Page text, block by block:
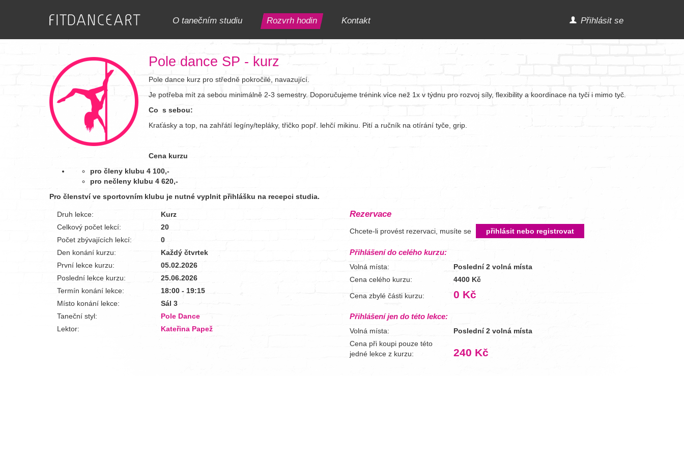
O tanečním studiu Rozvrh hodin Kontakt Přihlásit se
Pole dance SP - kurz
Pole dance kurz pro středně pokročilé, navazující.
Je potřeba mít za sebou minimálně 2-3 semestry. Doporučujeme trénink více než 1x v týdnu pro rozvoj síly, flexibility a koordinace na tyči i mimo tyč.
Co s sebou:
Kraťásky a top, na zahřátí legíny/tepláky, třičko popř. lehčí mikinu. Pití a ručník na otírání tyče, grip.
Cena kurzu
pro členy klubu 4 100,-
pro nečleny klubu 4 620,-
Pro členství ve sportovním klubu je nutné vyplnit přihlášku na recepci studia.
Druh lekce:
Kurz
Celkový počet lekcí:
20
Počet zbývajících lekcí:
0
Den konání kurzu:
Každý čtvrtek
První lekce kurzu:
05.02.2026
Poslední lekce kurzu:
25.06.2026
Termín konání lekce:
18:00 - 19:15
Místo konání lekce:
Sál 3
Taneční styl:
Pole Dance
Lektor:
Kateřina Papež
Rezervace
Chcete-li provést rezervaci, musíte se přihlásit nebo registrovat
Přihlášení do celého kurzu:
Volná místa:
Poslední 2 volná místa
Cena celého kurzu:
4400 Kč
Cena zbylé části kurzu:
0 Kč
Přihlášení jen do této lekce:
Volná místa:
Poslední 2 volná místa
Cena při koupi pouze této
jedné lekce z kurzu:
240 Kč